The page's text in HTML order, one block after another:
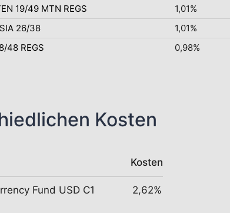
19/49 MTN REGS
1,01%
26/38
1,01%
48 REGS
0,98%
Kosten
Kosten
Fund USD C1
2,62%